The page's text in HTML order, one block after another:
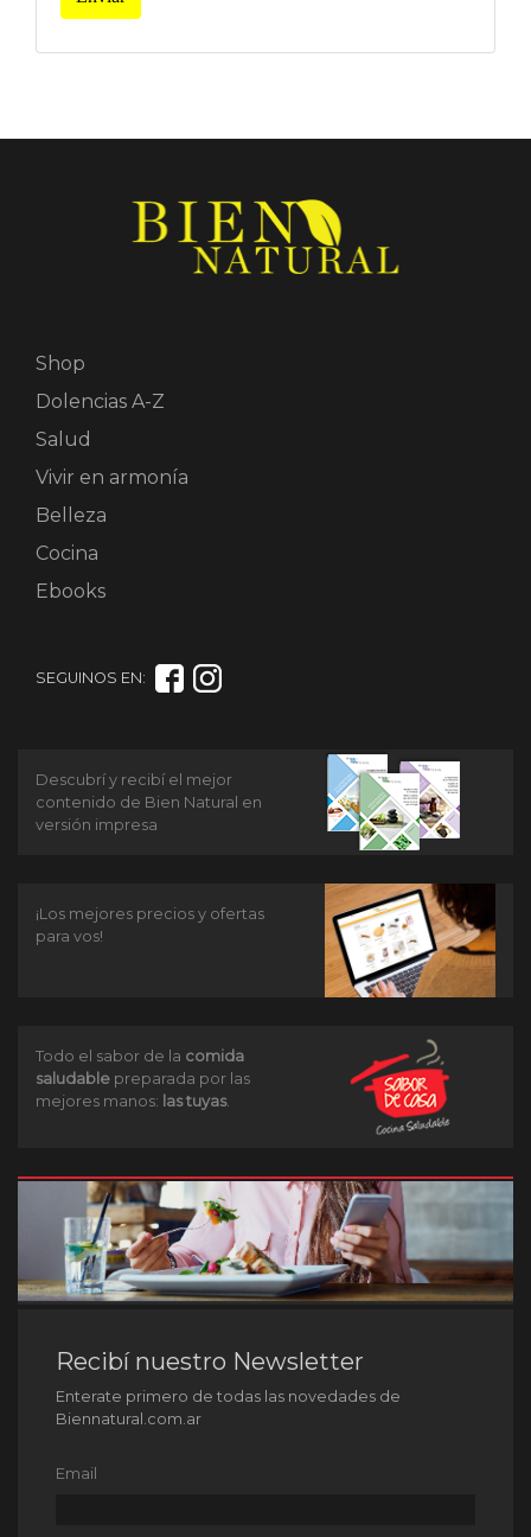
Shop
Dolencias A-Z
Salud
Vivir en armonía
Belleza
Cocina
Ebooks
SEGUINOS EN:
Descubrí y recibí el mejor
contenido de Bien Natural en
versión impresa
¡Los mejores precios y ofertas
para vos!
Todo el sabor de la comida
saludable preparada por las
mejores manos: las tuyas.
Recibí nuestro Newsletter
Enterate primero de todas las novedades de
Biennatural.com.ar
Email